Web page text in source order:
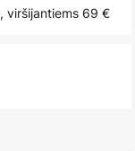
viršijantiems 69 €